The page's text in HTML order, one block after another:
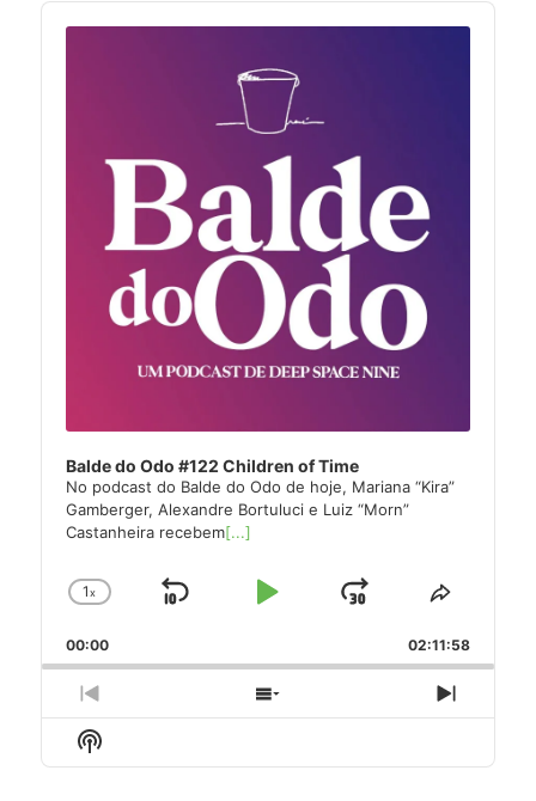
Audio
Player
Balde do Odo #122 Children of Time
No podcast do Balde do Odo de hoje, Mariana “Kira”
Gamberger, Alexandre Bortuluci e Luiz “Morn”
Castanheira recebem[...]
Change
Rate
1x
Skip
Play
Jump
Forward
Share
Episode
00:00 02:11:58
Previous
Episode
Show
Episodes
Next
Episode
Show
Podcast